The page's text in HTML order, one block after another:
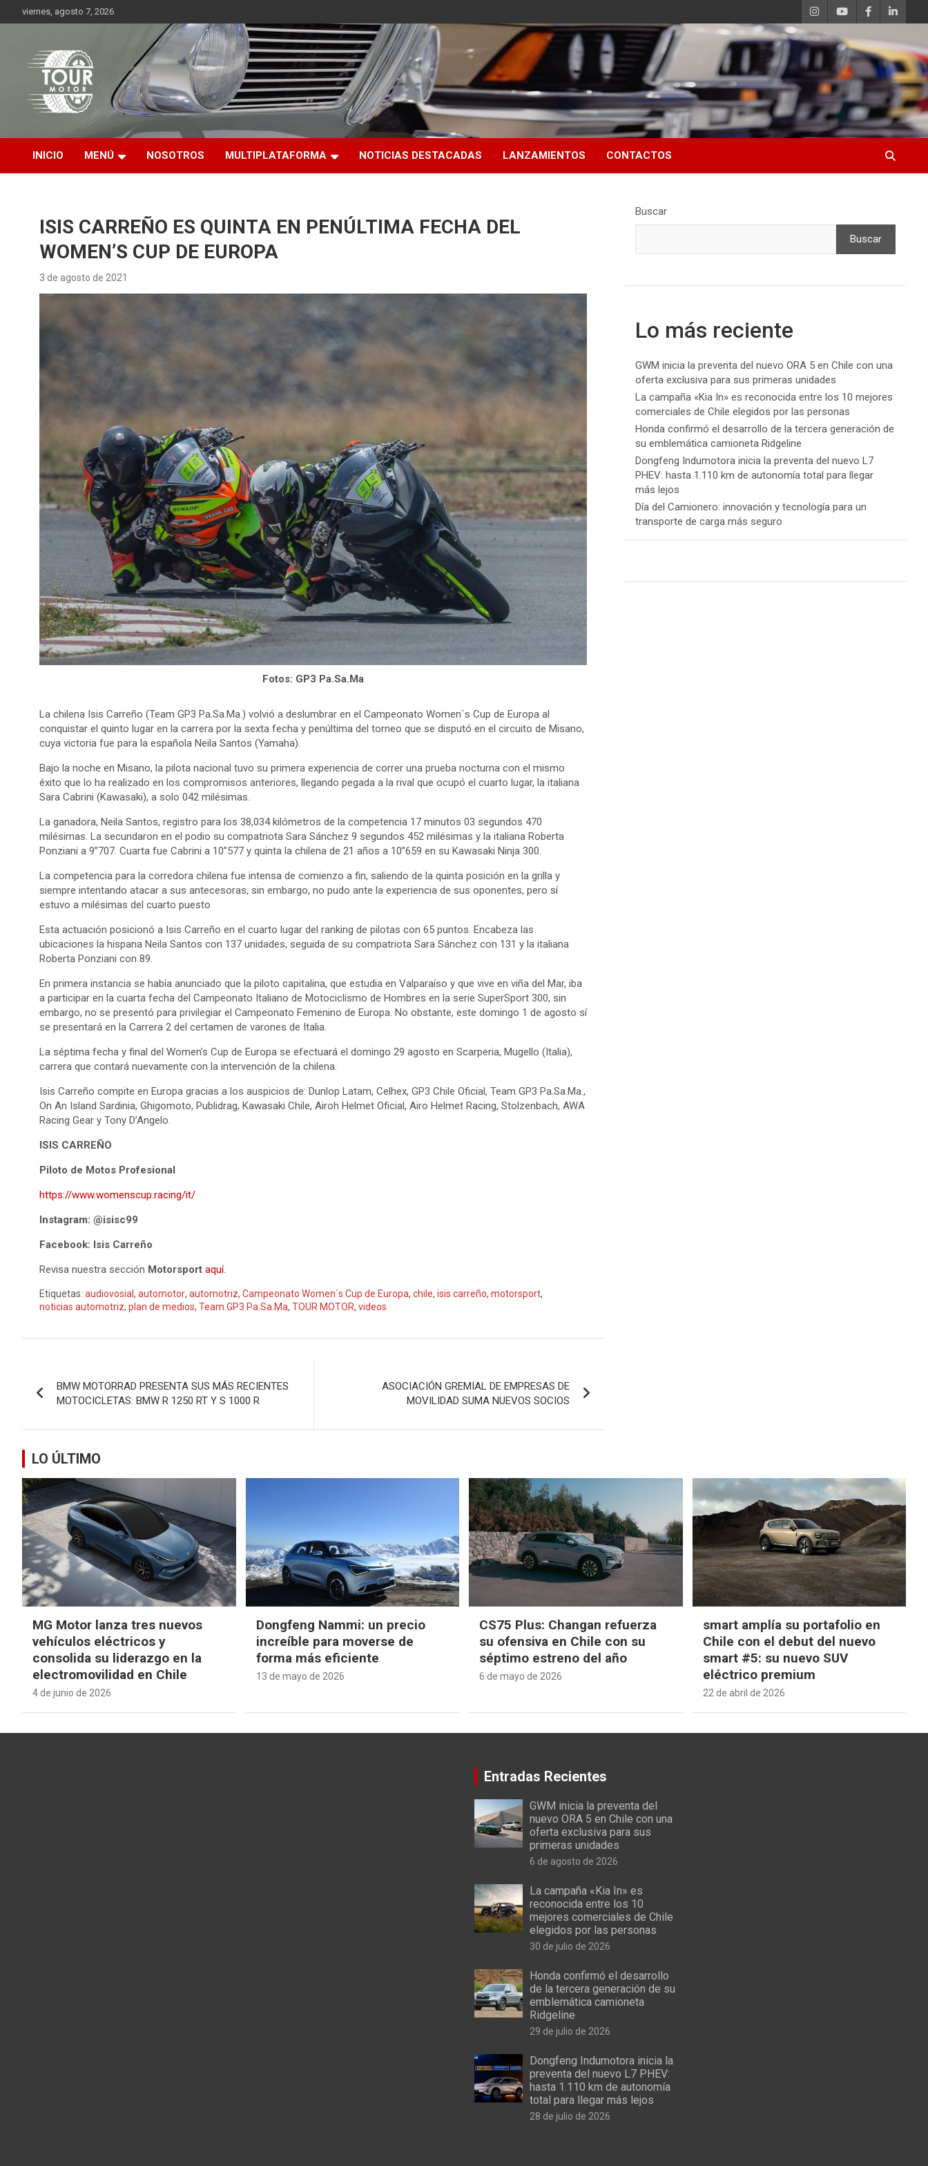
al
viernes, agosto 7, 2026
Tour Motor
Plataforma de contenido audiovisual para el sector automotriz
INICIO MENÚ NOSOTROS MULTIPLATAFORMA NOTICIAS DESTACADAS LANZAMIENTOS CONTACTOS
ISIS CARREÑO ES QUINTA EN PENÚLTIMA FECHA DEL
WOMEN’S CUP DE EUROPA
3 de agosto de 2021
Fotos: GP3 Pa.Sa.Ma
La chilena Isis Carreño (Team GP3 Pa.Sa.Ma.) volvió a deslumbrar en el Campeonato Women´s Cup de Europa al
conquistar el quinto lugar en la carrera por la sexta fecha y penúltima del torneo que se disputó en el circuito de Misano,
cuya victoria fue para la española Neila Santos (Yamaha).
Bajo la noche en Misano, la pilota nacional tuvo su primera experiencia de correr una prueba nocturna con el mismo
éxito que lo ha realizado en los compromisos anteriores, llegando pegada a la rival que ocupó el cuarto lugar, la italiana
Sara Cabrini (Kawasaki), a solo 042 milésimas.
La ganadora, Neila Santos, registro para los 38,034 kilómetros de la competencia 17 minutos 03 segundos 470
milésimas. La secundaron en el podio su compatriota Sara Sánchez 9 segundos 452 milésimas y la italiana Roberta
Ponziani a 9”707. Cuarta fue Cabrini a 10”577 y quinta la chilena de 21 años a 10”659 en su Kawasaki Ninja 300.
La competencia para la corredora chilena fue intensa de comienzo a fin, saliendo de la quinta posición en la grilla y
siempre intentando atacar a sus antecesoras, sin embargo, no pudo ante la experiencia de sus oponentes, pero sí
estuvo a milésimas del cuarto puesto
Esta actuación posicionó a Isis Carreño en el cuarto lugar del ranking de pilotas con 65 puntos. Encabeza las
ubicaciones la hispana Neila Santos con 137 unidades, seguida de su compatriota Sara Sánchez con 131 y la italiana
Roberta Ponziani con 89.
En primera instancia se había anunciado que la piloto capitalina, que estudia en Valparaíso y que vive en viña del Mar, iba
a participar en la cuarta fecha del Campeonato Italiano de Motociclismo de Hombres en la serie SuperSport 300, sin
embargo, no se presentó para privilegiar el Campeonato Femenino de Europa. No obstante, este domingo 1 de agosto sí
se presentará en la Carrera 2 del certamen de varones de Italia.
La séptima fecha y final del Women’s Cup de Europa se efectuará el domingo 29 agosto en Scarperia, Mugello (Italia),
carrera que contará nuevamente con la intervención de la chilena.
Isis Carreño compite en Europa gracias a los auspicios de: Dunlop Latam, Celhex, GP3 Chile Oficial, Team GP3 Pa.Sa.Ma.,
On An Island Sardinia, Ghigomoto, Publidrag, Kawasaki Chile, Airoh Helmet Oficial, Airo Helmet Racing, Stolzenbach, AWA
Racing Gear y Tony D’Angelo.
ISIS CARREÑO
Piloto de Motos Profesional
https://www.womenscup.racing/it/
Instagram: @isisc99
Facebook: Isis Carreño
Revisa nuestra sección Motorsport aquí.
Etiquetas: audiovosial, automotor, automotriz, Campeonato Women´s Cup de Europa, chile, isis carreño, motorsport,
noticias automotriz, plan de medios, Team GP3 Pa.Sa.Ma, TOUR MOTOR, videos
de
entradas
BMW MOTORRAD PRESENTA SUS MÁS RECIENTES
MOTOCICLETAS: BMW R 1250 RT Y S 1000 R
ASOCIACIÓN GREMIAL DE EMPRESAS DE
MOVILIDAD SUMA NUEVOS SOCIOS
Buscar
Buscar
Lo más reciente
GWM inicia la preventa del nuevo ORA 5 en Chile con una
oferta exclusiva para sus primeras unidades
La campaña «Kia In» es reconocida entre los 10 mejores
comerciales de Chile elegidos por las personas
Honda confirmó el desarrollo de la tercera generación de
su emblemática camioneta Ridgeline
Dongfeng Indumotora inicia la preventa del nuevo L7
PHEV: hasta 1.110 km de autonomía total para llegar
más lejos
Día del Camionero: innovación y tecnología para un
transporte de carga más seguro
LO ÚLTIMO
MG Motor lanza tres nuevos
vehículos eléctricos y
consolida su liderazgo en la
electromovilidad en Chile
4 de junio de 2026
Dongfeng Nammi: un precio
increíble para moverse de
forma más eficiente
13 de mayo de 2026
CS75 Plus: Changan refuerza
su ofensiva en Chile con su
séptimo estreno del año
6 de mayo de 2026
smart amplía su portafolio en
Chile con el debut del nuevo
smart #5: su nuevo SUV
eléctrico premium
22 de abril de 2026
Entradas Recientes
GWM inicia la preventa del
nuevo ORA 5 en Chile con una
oferta exclusiva para sus
primeras unidades
6 de agosto de 2026
La campaña «Kia In» es
reconocida entre los 10
mejores comerciales de Chile
elegidos por las personas
30 de julio de 2026
Honda confirmó el desarrollo
de la tercera generación de su
emblemática camioneta
Ridgeline
29 de julio de 2026
Dongfeng Indumotora inicia la
preventa del nuevo L7 PHEV:
hasta 1.110 km de autonomía
total para llegar más lejos
28 de julio de 2026